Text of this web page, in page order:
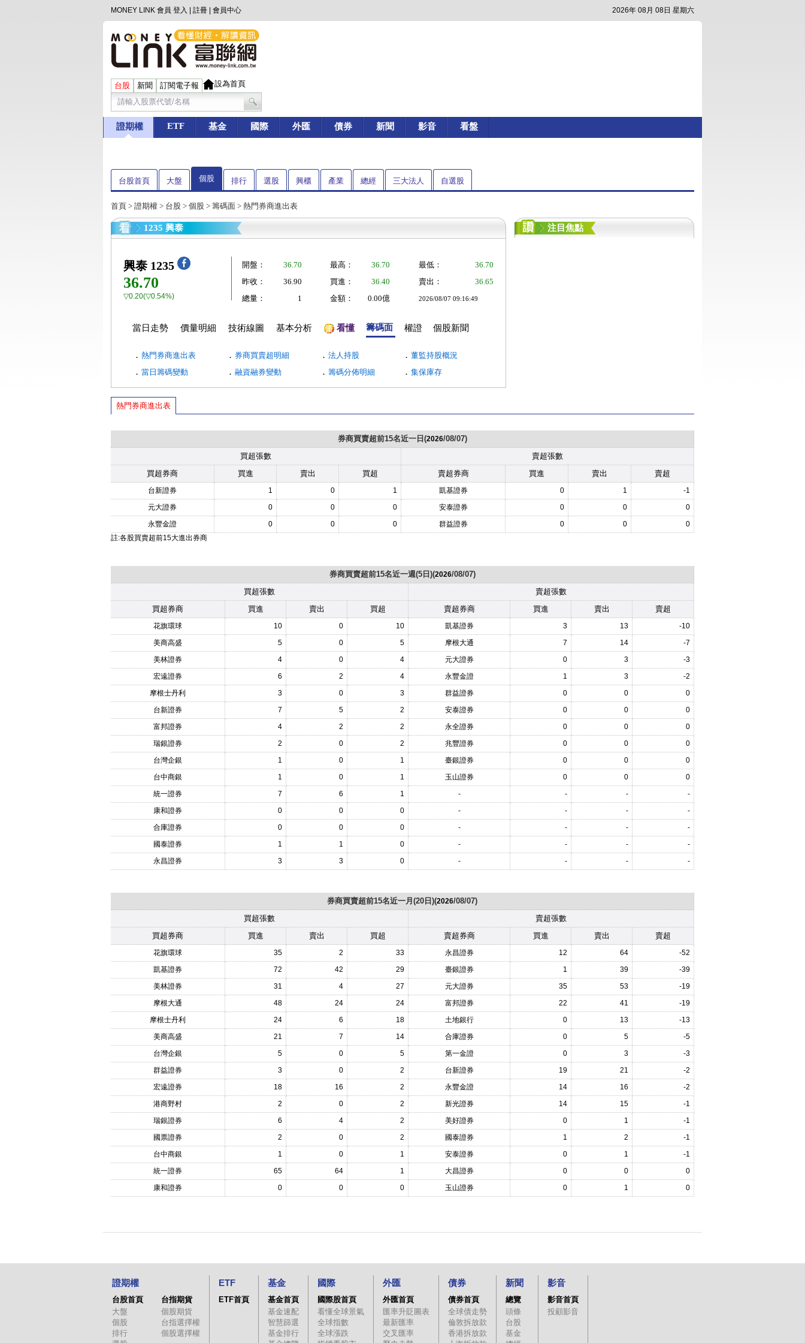
MONEY LINK 會員 登入 註冊 會員中心 2026年 08月 08日 星期六
台股 新聞 訂閱電子報 設為首頁
證期權 ETF 基金 國際 外匯 債券 新聞 影音 看盤
台股首頁 大盤 個股 排行 選股 興櫃 產業 總經 三大法人 自選股
首頁 > 證期權 > 台股 > 個股 > 籌碼面 > 熱門券商進出表
1235 興泰
興泰 1235
36.70
▽0.20(▽0.54%)
開盤： 36.70 最高： 36.70 最低：
36.70
昨收：
36.90 買進： 36.40 賣出：
36.65
總量：
1 金額： 0.00億 2026/08/07 09:16:49
當日走勢 價量明細 技術線圖 基本分析 看懂 籌碼面 權證 個股新聞
． 熱門券商進出表 ． 券商買賣超明細 ． 法人持股 ． 董監持股概況
． 當日籌碼變動 ． 融資融券變動 ． 籌碼分佈明細 ． 集保庫存
注目焦點
熱門券商進出表
券商買賣超前15名近一日(2026/08/07)
買超張數
賣超張數
買超券商
買進 賣出 買超 賣超券商 買進 賣出 賣超
台新證券 1 0 1 凱基證券 0 1
-1
元大證券
0 0 0 安泰證券 0 0
0
永豐金證
0 0 0 群益證券 0 0
0
註:各股買賣超前15大進出券商
券商買賣超前15名近一週(5日)(2026/08/07)
買超張數
賣超張數
買超券商
買進 賣出 買超 賣超券商 買進 賣出 賣超
花旗環球 10 0 10 凱基證券 3 13
-10
美商高盛
5 0 5 摩根大通 7 14
-7
美林證券
4 0 4 元大證券 0 3
-3
宏遠證券
6 2 4 永豐金證 1 3
-2
摩根士丹利
3 0 3 群益證券 0 0
0
台新證券
7 5 2 安泰證券 0 0
0
富邦證券
4 2 2 永全證券 0 0
0
瑞銀證券
2 0 2 兆豐證券 0 0
0
台灣企銀
1 0 1 臺銀證券 0 0
0
台中商銀
1 0 1 玉山證券 0 0
0
統一證券
7 6 1 - - -
-
康和證券
0 0 0 - - -
-
合庫證券
0 0 0 - - -
-
國泰證券
1 1 0 - - -
-
永昌證券
3 3 0 - - - -
券商買賣超前15名近一月(20日)(2026/08/07)
買超張數
賣超張數
買超券商
買進 賣出 買超 賣超券商 買進 賣出 賣超
花旗環球 35 2 33 永昌證券 12 64
-52
凱基證券
72 42 29 臺銀證券 1 39
-39
美林證券
31 4 27 元大證券 35 53
-19
摩根大通
48 24 24 富邦證券 22 41
-19
摩根士丹利
24 6 18 土地銀行 0 13
-13
美商高盛
21 7 14 合庫證券 0 5
-5
台灣企銀
5 0 5 第一金證 0 3
-3
群益證券
3 0 2 台新證券 19 21
-2
宏遠證券
18 16 2 永豐金證 14 16
-2
港商野村
2 0 2 新光證券 14 15
-1
瑞銀證券
6 4 2 美好證券 0 1
-1
國票證券
2 0 2 國泰證券 1 2
-1
台中商銀
1 0 1 安泰證券 0 1
-1
統一證券
65 64 1 大昌證券 0 0
0
康和證券
0 0 0 玉山證券 0 1 0
證期權
台股首頁
大盤
個股
排行
台指期貨
個股期貨
台指選擇權
個股選擇權
ETF
ETF首頁
基金
基金首頁
基金速配
智慧篩選
基金排行
國際
國際股首頁
看懂全球景氣
全球指數
全球漲跌
外匯
外匯首頁
匯率升貶圖表
最新匯率
交叉匯率
債券
債券首頁
全球債走勢
倫敦拆放款
香港拆放款
新聞
總覽
頭條
台股
基金
影音
影音首頁
投顧影音